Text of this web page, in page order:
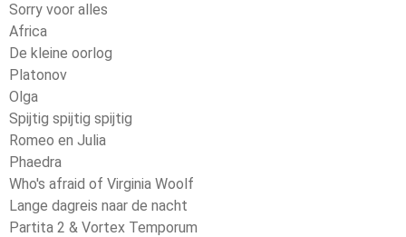
Sorry voor alles
Africa
De kleine oorlog
Platonov
Olga
Spijtig spijtig spijtig
Romeo en Julia
Phaedra
Who's afraid of Virginia Woolf
Lange dagreis naar de nacht
Partita 2 & Vortex Temporum